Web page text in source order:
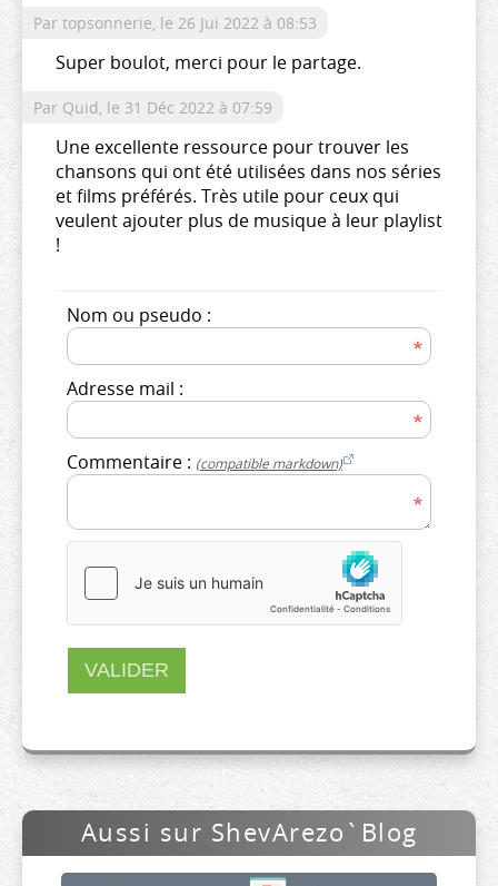
Par topsonnerie, le 26 Jui 2022 à 08:53
Super boulot, merci pour le partage.
Par Quid, le 31 Déc 2022 à 07:59
Une excellente ressource pour trouver les
chansons qui ont été utilisées dans nos séries
et films préférés. Très utile pour ceux qui
veulent ajouter plus de musique à leur playlist
!
Nom ou pseudo :
Adresse mail :
Commentaire : (compatible markdown)
VALIDER
Aussi sur ShevArezo`Blog